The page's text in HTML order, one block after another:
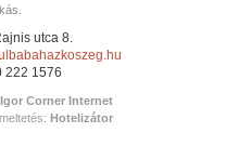
utca 8.
222 1576
Igor Corner Internet
Hotelizátor